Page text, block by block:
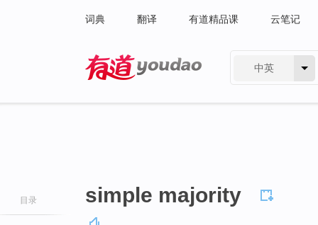
词典 翻译 有道精品课 云笔记
中英
目录 simple majority